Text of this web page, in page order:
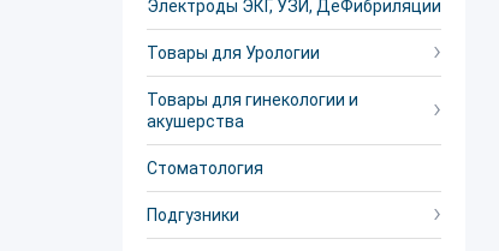
Электроды ЭКГ, УЗИ, ДеФибриляции
Товары для Урологии
Товары для гинекологии и
акушерства
Стоматология
Подгузники